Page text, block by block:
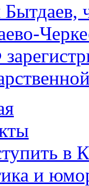
Бытдаев,
в
и